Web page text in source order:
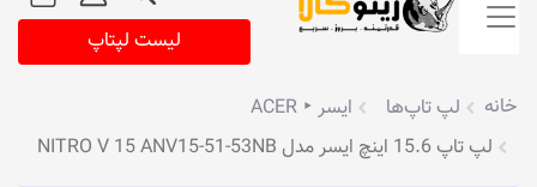
لیست لپتاپ
خانه لپ تاپ‌ها
ایسر ‣ ACER
لپ تاپ 15.6 اینچ ایسر مدل NITRO V 15 ANV15-51-53NB